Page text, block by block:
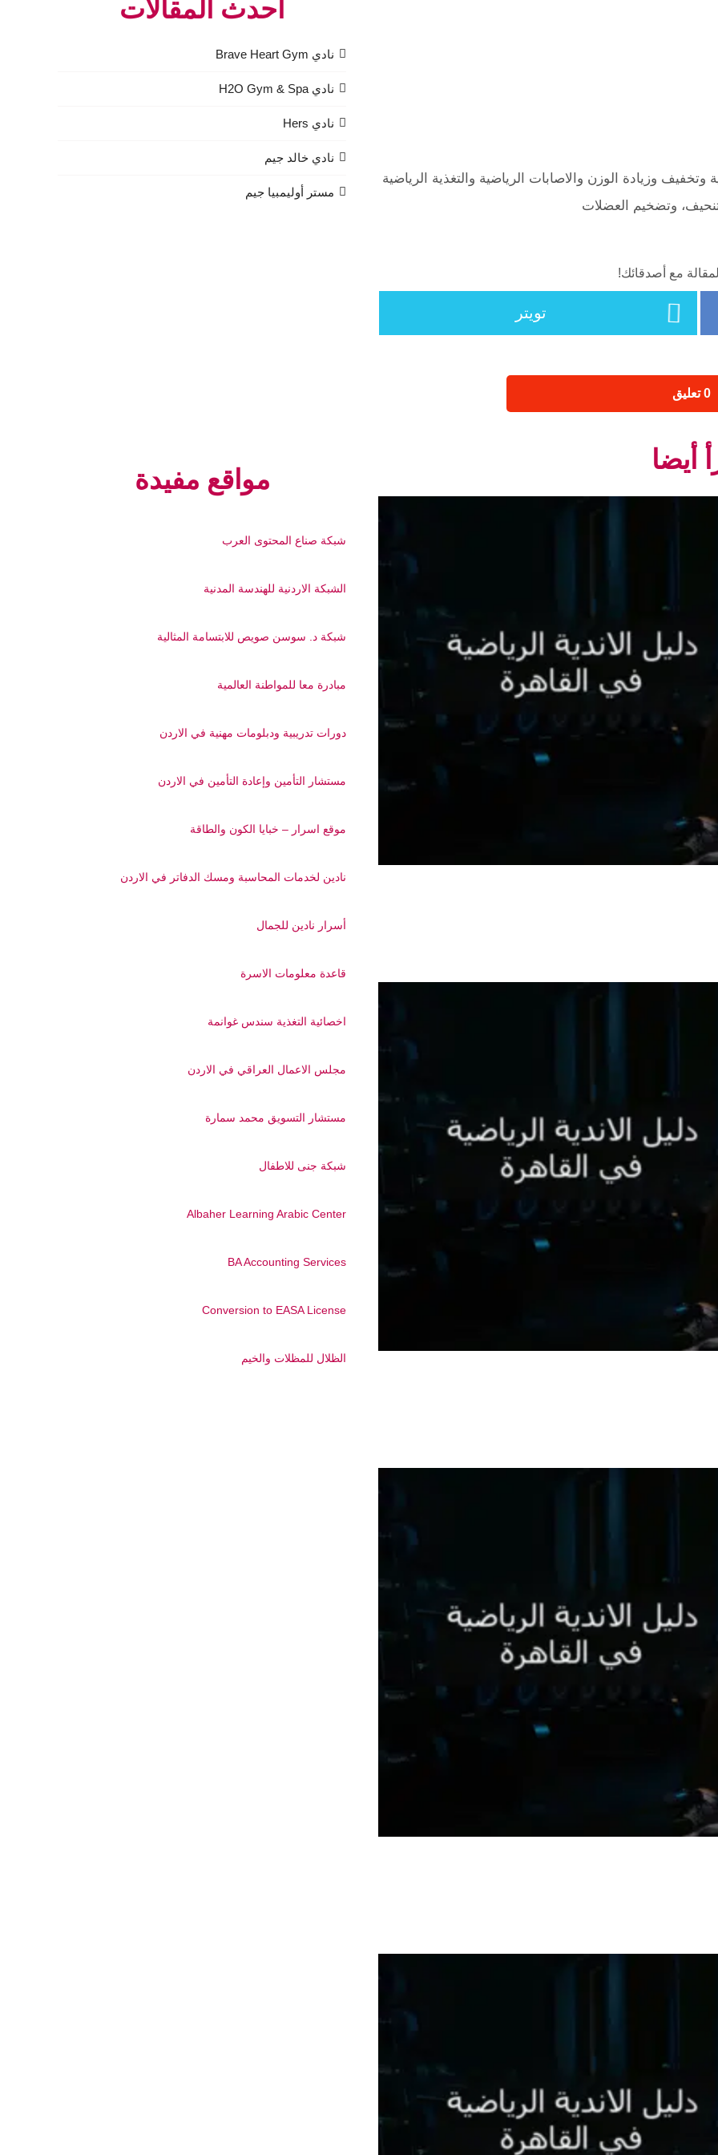
وتخفيف وزيادة الوزن والاصابات الرياضية والتغذية الرياضية
وتضخيم العضلات
مع أصدقائك!
تويتر
‫0 تعليق
أيضا
أحدث المقالات
نادي Brave Heart Gym
نادي H2O Gym & Spa
نادي Hers
نادي خالد جيم
مستر أوليمبيا جيم
مواقع مفيدة
شبكة صناع المحتوى العرب
الشبكة الاردنية للهندسة المدنية
شبكة د. سوسن صويص للابتسامة المثالية
مبادرة معا للمواطنة العالمية
دورات تدريبية ودبلومات مهنية في الاردن
مستشار التأمين وإعادة التأمين في الاردن
موقع اسرار – خبايا الكون والطاقة
نادين لخدمات المحاسبة ومسك الدفاتر في الاردن
أسرار نادين للجمال
قاعدة معلومات الاسرة
اخصائية التغذية سندس غوانمة
مجلس الاعمال العراقي في الاردن
مستشار التسويق محمد سمارة
شبكة جنى للاطفال
Albaher Learning Arabic Center
BA Accounting Services
Conversion to EASA License
الظلال للمظلات والخيم